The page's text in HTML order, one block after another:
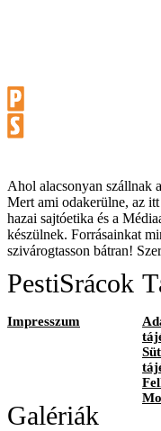
Ahol alacsonyan szállnak
Mert ami odakerülne, az
hazai sajtóetika és a
készülnek. Forrásainkat
szivárogtasson bátran!
PestiSrácok
Impresszum
Galériák